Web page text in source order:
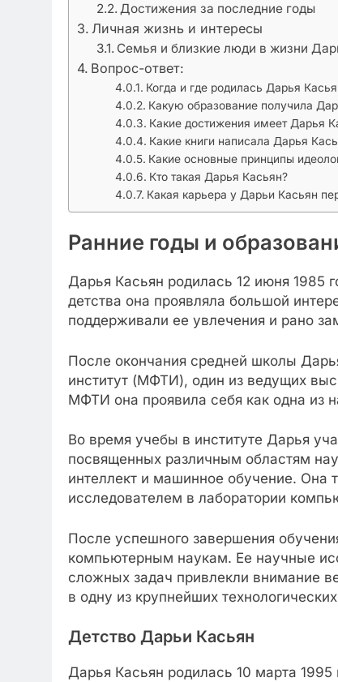
Достижения за последние годы
Личная жизнь и интересы
Семья и близкие люди в жизни
Вопрос-ответ:
Когда и где родилась Дарья
Какую образование получила
Какие достижения имеет Дарья
Какие книги написала Дарья
Какие основные принципы
Кто такая Дарья Касьян?
Какая карьера у Дарьи Касьян
Ранние годы и
Дарья Касьян родилась 12 июня 1985
детства она проявляла большой
поддерживали ее увлечения и рано
После окончания средней школы
институт (МФТИ), один из ведущих
МФТИ она проявила себя как одна из
Во время учебы в институте Дарья
посвященных различным областям
интеллект и машинное обучение.
исследователем в лаборатории
После успешного завершения
компьютерным наукам. Ее научные
сложных задач привлекли внимание
в одну из крупнейших
Детство Дарьи Касьян
Дарья Касьян родилась 10 марта